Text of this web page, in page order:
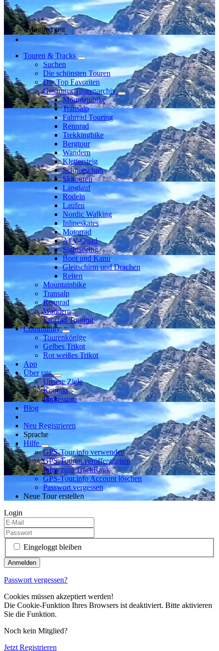
Mitglied seit
Touren & Tracks
Suchen
Die schönsten Touren
Die Top Favoriten
Gesamtes Tourenarchiv
Mountainbike
Transalp
Fahrrad Touring
Rennrad
Trekkingbike
Bergtour
Wandern
Klettersteig
Schneeschuh
Skitouren
Langlauf
Rodeln
Laufen
Nordic Walking
Inlineskates
Motorrad
ATV-Quad
Sightseeing
Boot und Kanu
Gleitschirm und Drachen
Reiten
Mountainbike
Transalp
Rennrad
Wandern
Fahrrad Touring
Community
Tourenkönige
Gelbes Trikot
Rot weißes Trikot
App
Über uns
Unsere Ziele
Kontakt
Impressum
Blog
Neu Registrieren
Sprache
Hilfe
GPS-Tour.info verwenden
GPS-Touren veröffentlichen
Infos zum TrackRank
GPS-Tour.info Account löschen
Passwort vergessen
Neue Tour erstellen
Login
Eingeloggt bleiben
Passwort vergessen?
Cookies müssen akzeptiert werden!
Die Cookie-Funktion Ihres Browsers ist deaktiviert. Bitte aktivieren
Sie die Funktion.
Noch kein Mitglied?
Jetzt Registrieren